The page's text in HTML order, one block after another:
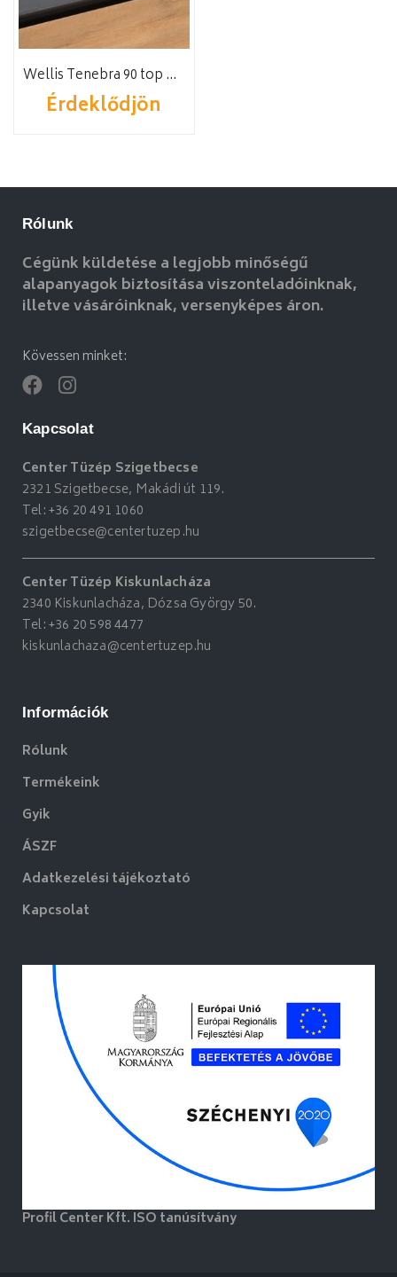
Wellis Tenebra 90 top mosdóval
Érdeklődjön
Rólunk
Cégünk küldetése a legjobb minőségű
alapanyagok biztosítása viszonteladóinknak,
illetve vásáróinknak, versenyképes áron.
Kövessen minket:
Kapcsolat
Center Tüzép Szigetbecse
2321 Szigetbecse, Makádi út 119.
Tel:+36 20 491 1060
szigetbecse@centertuzep.hu
Center Tüzép Kiskunlacháza
2340 Kiskunlacháza, Dózsa György 50.
Tel:+36 20 598 4477
kiskunlachaza@centertuzep.hu
Információk
Rólunk
Termékeink
Gyik
ÁSZF
Adatkezelési tájékoztató
Kapcsolat
Profil Center Kft. ISO tanúsítvány